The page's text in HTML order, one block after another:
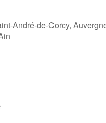
André-de-Corcy,